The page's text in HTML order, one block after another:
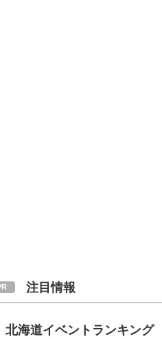
注目情報
北海道イベントランキング